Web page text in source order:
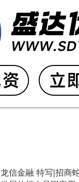
龙信金融 特写|招商